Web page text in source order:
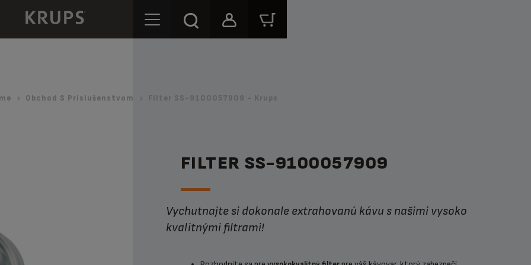
Obchod S Príslušenstvom Filter SS-9100057909 - Krups
FILTER SS-9100057909
Vychutnajte si dokonale extrahovanú kávu s našimi vysoko
kvalitnými filtrami!